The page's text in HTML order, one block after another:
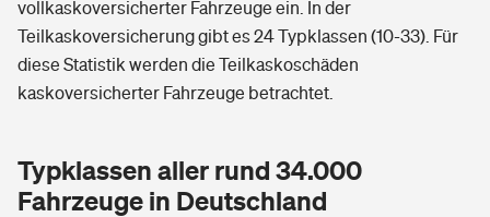
vollkaskoversicherter Fahrzeuge ein. In der
Teilkaskoversicherung gibt es 24 Typklassen (10-33). Für
diese Statistik werden die Teilkaskoschäden
kaskoversicherter Fahrzeuge betrachtet.
Typklassen aller rund 34.000
Fahrzeuge in Deutschland